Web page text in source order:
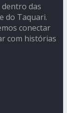
dentro das
do Taquari.
conectar
com histórias